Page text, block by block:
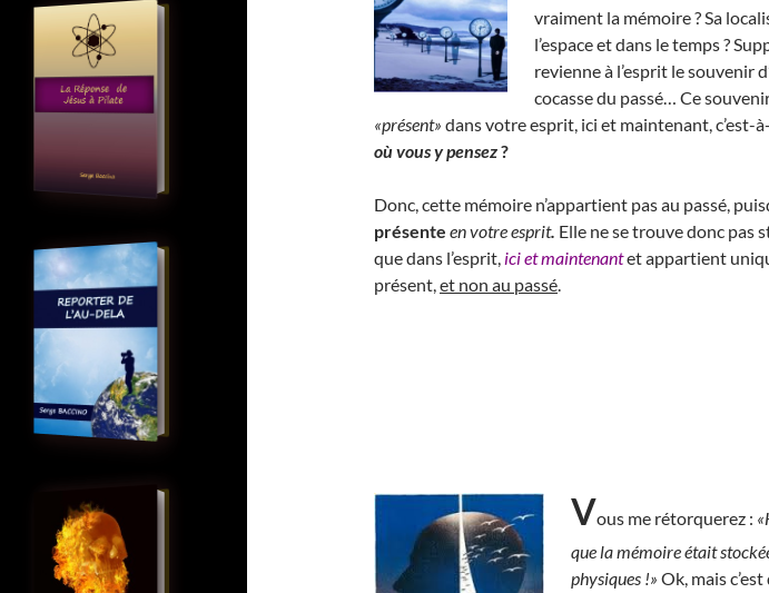
vraiment la mémoire ? Sa
l’espace et dans le temps ?
revienne à l’esprit le souvenir
cocasse du passé… Ce
«présent» dans votre esprit, ici et maintenant, c’est-
où vous y pensez?
Donc, cette mémoire n’appartient pas au passé,
présente en votre esprit. Elle ne se trouve donc pas
que dans l’esprit, ici et maintenantet appartient
présent,et non au passé.
Vous me rétorquerez :
que la mémoire était
physiques !» Ok, mais